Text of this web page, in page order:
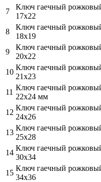
7
Ключ гаечный
17х22
8
Ключ гаечный
18х19
9
Ключ гаечный
20х22
10
Ключ гаечный
21х23
11
Ключ гаечный
22х24 мм
12
Ключ гаечный
24х26
13
Ключ гаечный
25х28
14
Ключ гаечный
30х34
15
Ключ гаечный
34х36